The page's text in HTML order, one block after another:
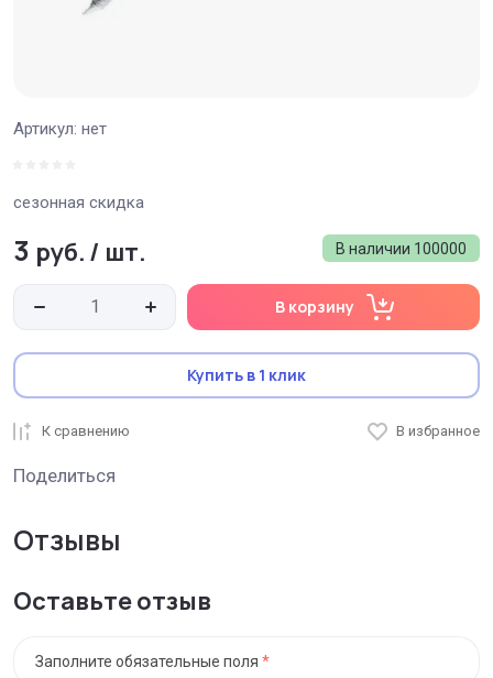
Артикул: нет
сезонная скидка
В наличии 100000
3 руб. / шт.
В корзину
Купить в 1 клик
К сравнению В избранное
Поделиться
Отзывы
Оставьте отзыв
Заполните обязательные поля *